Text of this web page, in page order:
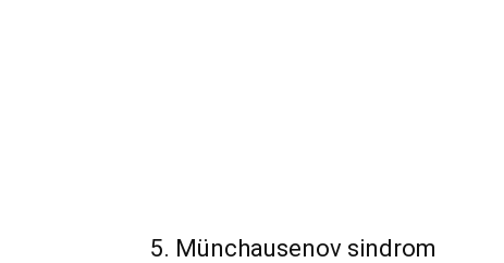
5. Münchausenov sindrom